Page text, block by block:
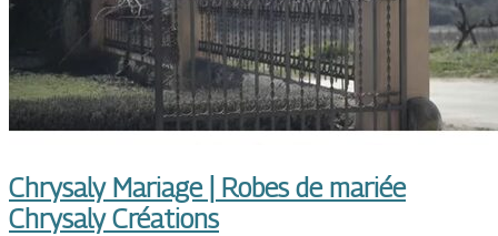
Chrysaly Mariage | Robes de mariée
Chrysaly Créations